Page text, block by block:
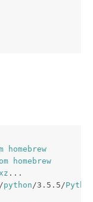
homebrew
homebrew
...
/python/3.5.5/